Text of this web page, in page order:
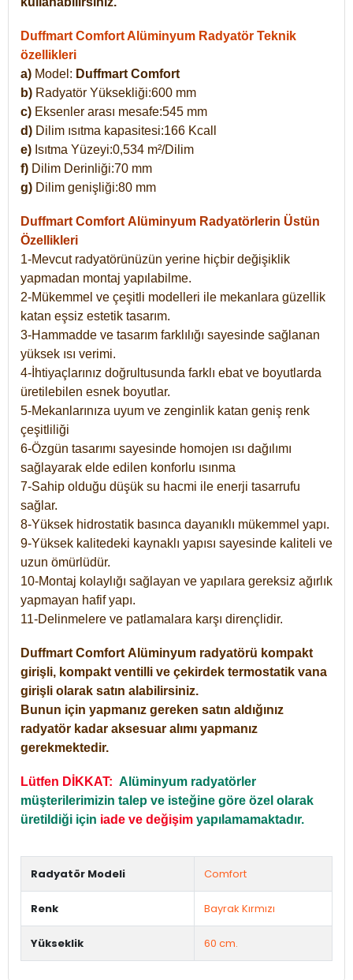
Duffmart Comfort Alüminyum Radyatör Teknik
özellikleri
a) Model: Duffmart Comfort
b) Radyatör Yüksekliği:600 mm
c) Eksenler arası mesafe:545 mm
d) Dilim ısıtma kapasitesi:166 Kcall
e) Isıtma Yüzeyi:0,534 m²/Dilim
f) Dilim Derinliği:70 mm
g) Dilim genişliği:80 mm
Duffmart Comfort Alüminyum Radyatörlerin Üstün
Özellikleri
1-Mevcut radyatörünüzün yerine hiçbir değişiklik
yapmadan montaj yapılabilme.
2-Mükemmel ve çeşitli modelleri ile mekanlara güzellik
katan eşsiz estetik tasarım.
3-Hammadde ve tasarım farklılığı sayesinde sağlanan
yüksek ısı verimi.
4-İhtiyaçlarınız doğrultusunda farklı ebat ve boyutlarda
üretilebilen esnek boyutlar.
5-Mekanlarınıza uyum ve zenginlik katan geniş renk
çeşitliliği
6-Özgün tasarımı sayesinde homojen ısı dağılımı
sağlayarak elde edilen konforlu ısınma
7-Sahip olduğu düşük su hacmi ile enerji tasarrufu
sağlar.
8-Yüksek hidrostatik basınca dayanıklı mükemmel yapı.
9-Yüksek kalitedeki kaynaklı yapısı sayesinde kaliteli ve
uzun ömürlüdür.
10-Montaj kolaylığı sağlayan ve yapılara gereksiz ağırlık
yapmayan hafif yapı.
11-Delinmelere ve patlamalara karşı dirençlidir.
Duffmart Comfort Alüminyum radyatörü kompakt
girişli, kompakt ventilli ve çekirdek termostatik vana
girişli olarak satın alabilirsiniz.
Bunun için yapmanız gereken satın aldığınız
radyatör kadar aksesuar alımı yapmanız
gerekmektedir.
Lütfen DİKKAT: Alüminyum radyatörler
müşterilerimizin talep ve isteğine göre özel olarak
üretildiği için iade ve değişim yapılamamaktadır.
Radyatör Modeli Comfort
Renk Bayrak Kırmızı
Yükseklik 60 cm.